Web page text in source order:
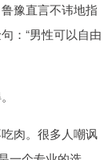
豫直言不讳地指
：“男性可以自由
肉。很多人嘲讽